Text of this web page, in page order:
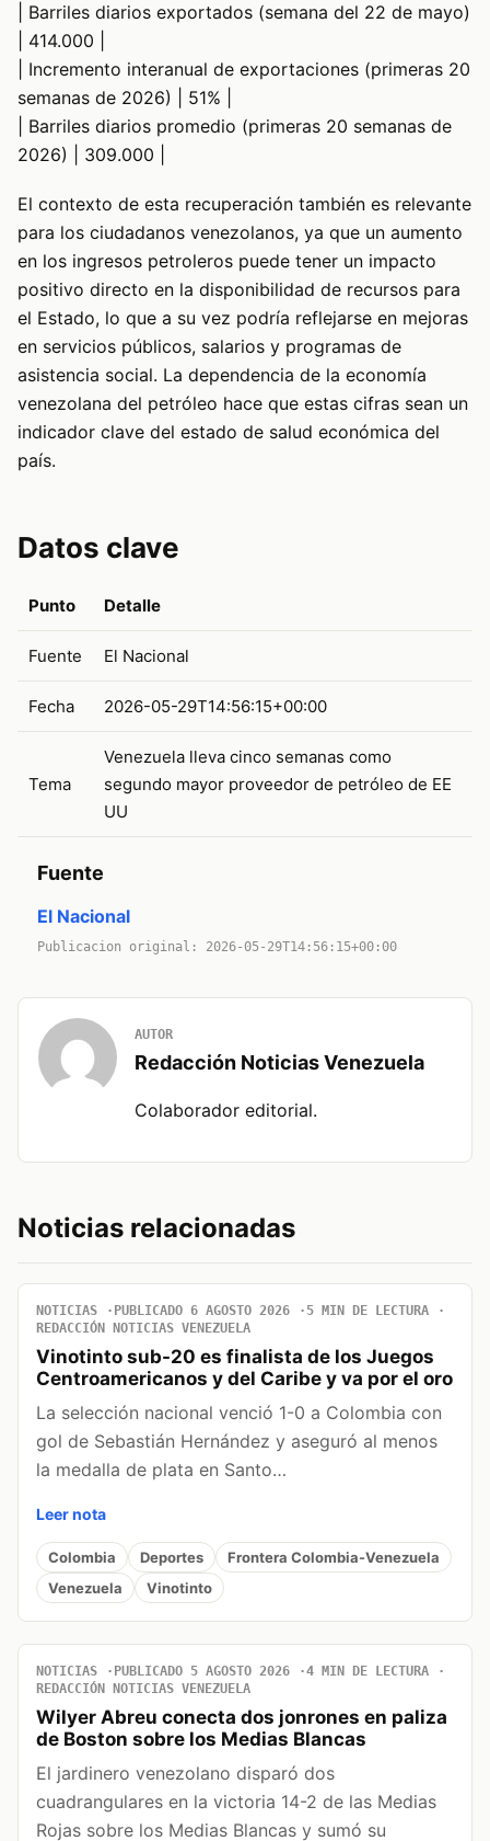
| Barriles diarios exportados (semana del 22 de mayo)
| 414.000 |
| Incremento interanual de exportaciones (primeras 20
semanas de 2026) | 51% |
| Barriles diarios promedio (primeras 20 semanas de
2026) | 309.000 |
El contexto de esta recuperación también es relevante
para los ciudadanos venezolanos, ya que un aumento
en los ingresos petroleros puede tener un impacto
positivo directo en la disponibilidad de recursos para
el Estado, lo que a su vez podría reflejarse en mejoras
en servicios públicos, salarios y programas de
asistencia social. La dependencia de la economía
venezolana del petróleo hace que estas cifras sean un
indicador clave del estado de salud económica del
país.
Datos clave
Punto Detalle
Fuente El Nacional
Fecha 2026-05-29T14:56:15+00:00
Tema
Venezuela lleva cinco semanas como
segundo mayor proveedor de petróleo de EE
UU
Fuente
El Nacional
Publicacion original: 2026-05-29T14:56:15+00:00
AUTOR
Redacción Noticias Venezuela
Colaborador editorial.
Noticias relacionadas
NOTICIAS PUBLICADO 6 AGOSTO 2026
5 MIN DE LECTURA
REDACCIÓN NOTICIAS VENEZUELA
Vinotinto sub-20 es finalista de los Juegos
Centroamericanos y del Caribe y va por el oro
La selección nacional venció 1-0 a Colombia con
gol de Sebastián Hernández y aseguró al menos
la medalla de plata en Santo…
Leer nota
Colombia Deportes
Frontera Colombia-Venezuela
Venezuela
Vinotinto
NOTICIAS PUBLICADO 5 AGOSTO 2026
4 MIN DE LECTURA
REDACCIÓN NOTICIAS VENEZUELA
Wilyer Abreu conecta dos jonrones en paliza
de Boston sobre los Medias Blancas
El jardinero venezolano disparó dos
cuadrangulares en la victoria 14-2 de las Medias
Rojas sobre los Medias Blancas y sumó su